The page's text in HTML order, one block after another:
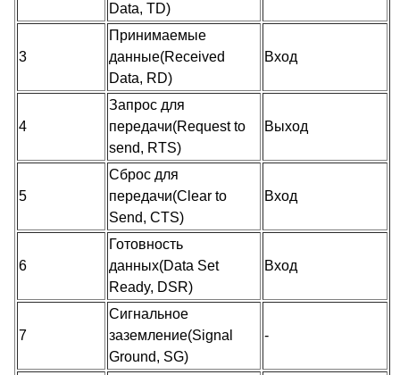
Data, TD)
3
Принимаемые
данные(Received
Data, RD)
Вход
4
Запрос для
передачи(Request to
send, RTS)
Выход
5
Сброс для
передачи(Clear to
Send, CTS)
Вход
6
Готовность
данных(Data Set
Ready, DSR)
Вход
7
Сигнальное
заземление(Signal
Ground, SG)
-